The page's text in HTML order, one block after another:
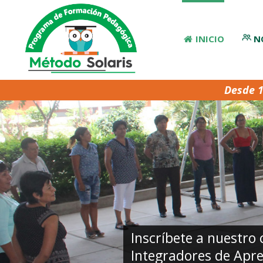
INICIO
Desde
Inscríbete a nuestro
Integradores de
Nosotros
Acerca
de
CREA
Acerca
de
SOLARIS
Método